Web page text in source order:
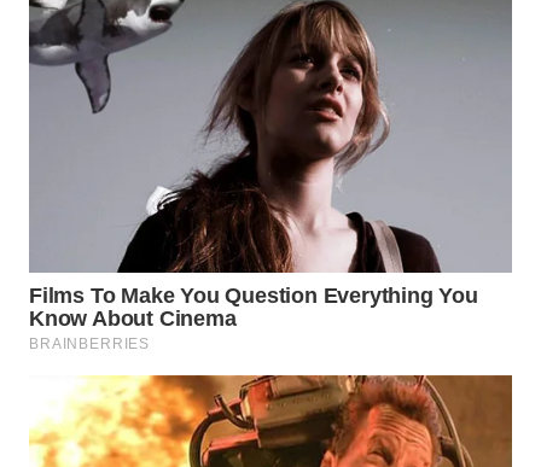
LISTRIK
WAHANA
TRAVEL
WAHANANEWS
ID
WAHANANEWS
WAHANANEWS
NET